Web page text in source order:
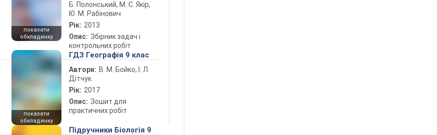
показати
обкладинку
Б. Полонський, М. С. Якір,
Ю. М. Рабінович
Рік: 2013
Опис: Збірник задач і
контрольних робіт
показати
обкладинку
ГДЗ Географія 9 клас
Автори: В. М. Бойко, І. Л.
Дітчук
Рік: 2017
Опис: Зошит для
практичних робіт
Підручники Біологія 9